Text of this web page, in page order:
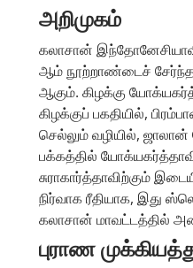
அறிமுகம்
கலாசான்
ஆம் நூற்றாண்டைச்
ஆகும். கிழக்கு
கிழக்குப் பகதியில்,
செல்லும் வழியில்,
பக்கத்தில்
சுராகார்த்தாவிற்கும்
நிர்வாக ரீதியாக, இது
கலாசான் மாவட்டத்தில்
புராண